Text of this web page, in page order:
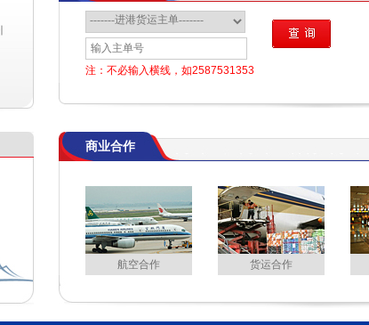
注：不必输入横线，如2587531353
商业合作
航空合作 货运合作